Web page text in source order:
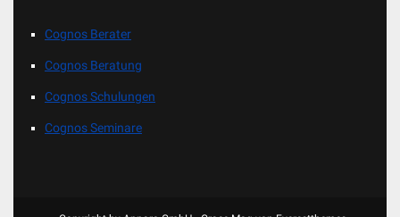
Cognos Berater
Cognos Beratung
Cognos Schulungen
Cognos Seminare